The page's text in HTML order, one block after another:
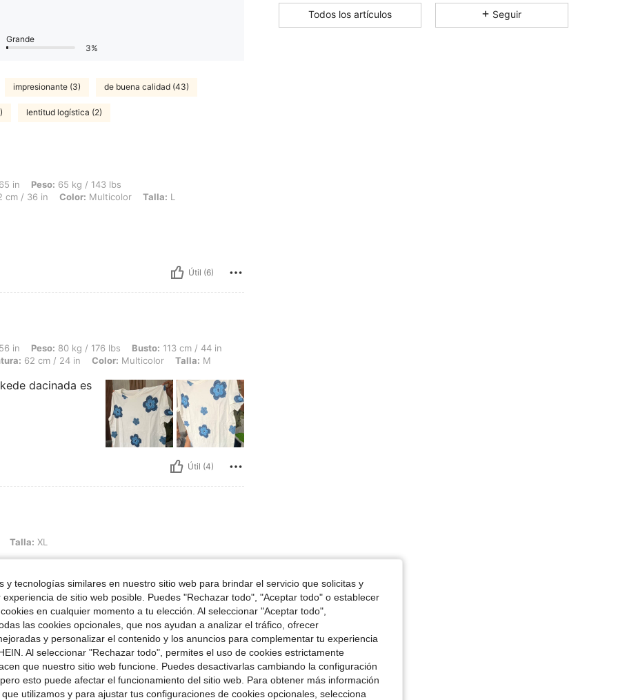
Grande
3%
impresionante (3) de buena calidad (43)
lentitud logística (2)
kg / 143 lbs, Caderas: 100 cm / 39 in, Cintura: 97 cm / 38 in, Busto: 92 cm / 36 in, Color: Multicolor, Talla: L
in Peso: 65 kg / 143 lbs
cm / 36 in Color: Multicolor Talla: L
Útil (6)
kg / 176 lbs, Busto: 113 cm / 44 in, Forma del cuerpo: Manzana, Caderas: 101 cm / 40 in, Cintura: 62 cm / 24 in, Color: Multicolor, Talla: M
in Peso: 80 kg / 176 lbs Busto: 113 cm / 44 in
62 cm / 24 in Color: Multicolor Talla: M
dacinada es
Útil (4)
Talla: XL
Útil (2)
4.67 6.4K 458K
Todos los artículos Seguir
y tecnologías similares en nuestro sitio web para brindar el servicio que solicitas y
de sitio web posible. Puedes "Rechazar todo", "Aceptar todo" o establecer
en cualquier momento a tu elección. Al seleccionar "Aceptar todo",
las cookies opcionales, que nos ayudan a analizar el tráfico, ofrecer
y personalizar el contenido y los anuncios para complementar tu experiencia
Al seleccionar "Rechazar todo", permites el uso de cookies estrictamente
que nuestro sitio web funcione. Puedes desactivarlas cambiando la configuración
esto puede afectar el funcionamiento del sitio web. Para obtener más información
utilizamos y para ajustar tus configuraciones de cookies opcionales, selecciona